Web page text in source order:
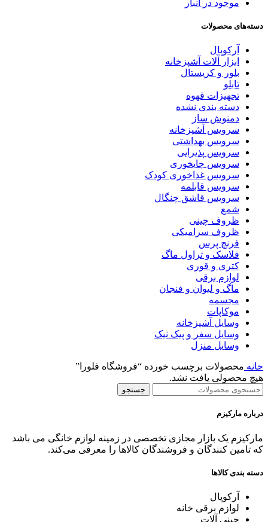
موجود در انبار
دسته‌های محصولات
آرکوپال
ابزار آلات آشپزخانه
بلور و کریستال
تابلو
تجهیزات قهوه
دسته بندی نشده
دمنوش ساز
سرویس آشپزخانه
سرویس بهداشتی
سرویس پذیرایی
سرویس چایخوری
سرویس غذاخوری کودک
سرویس قابلمه
سرویس قاشق چنگال
شمع
ظروف چینی
ظروف سرامیکی
فرنچ پرس
فلاسک و تراول ماگ
کتری و قوری
لوازم برقی
ماگ و لیوان و فنجان
مجسمه
موکاپات
وسایل آشپزخانه
وسایل سفر و پیک نیک
وسایل منزل
خانه محصولات برچسب خورده “فروشگاه فلورا”
هیچ محصولی یافت نشد.
جستجو
درباره مارکیزم
مارکیزم یک بازار مجازی تخصصی در زمینه لوازم خانگی می باشد
که تامین کنندگان و فروشندگان کالاها را معرفی می‌کند.
دسته بندی کالاها
آرکوپال
لوازم برقی خانه
چینی آلات